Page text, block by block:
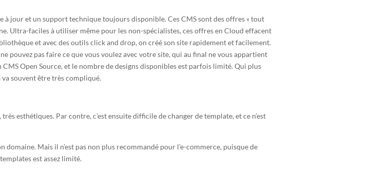
à jour et un support technique toujours disponible. Ces CMS sont des offres « tout
Ultra-faciles à utiliser même pour les non-spécialistes, ces offres en Cloud effacent
et avec des outils click and drop, on créé son site rapidement et facilement.
pouvez pas faire ce que vous voulez avec votre site, qui au final ne vous appartient
Open Source, et le nombre de designs disponibles est parfois limité. Qui plus
souvent être très compliqué.
esthétiques. Par contre, c’est ensuite difficile de changer de template, et ce n’est
Mais il n’est pas non plus recommandé pour l’e-commerce, puisque de
est assez limité.